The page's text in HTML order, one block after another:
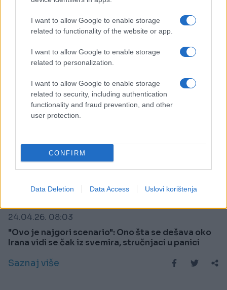
I want to allow Google to enable storage
related to functionality of the website or app.
I want to allow Google to enable storage
related to personalization.
I want to allow Google to enable storage
related to security, including authentication
functionality and fraud prevention, and other
user protection.
CONFIRM
Data Deletion Data Access Uslovi korištenja
Saznaj više
SVIJET
24.04.26. 08:03
"Ovo je najgori scenario": Ono šta se dešava oko
Irana vidi se čak iz svemira, stručnjaci u panici
Saznaj više